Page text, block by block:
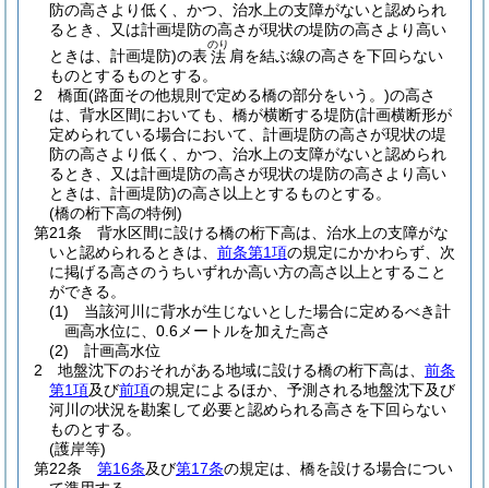
防の高さより低く、かつ、治水上の支障がないと認められ
るとき、又は計画堤防の高さが現状の堤防の高さより高い
ときは、計画堤防)の表法
のり
肩を結ぶ線の高さを下回らない
ものとするものとする。
2
橋面(路面その他規則で定める橋の部分をいう。)の高さ
は、背水区間においても、橋が横断する堤防(計画横断形が
定められている場合において、計画堤防の高さが現状の堤
防の高さより低く、かつ、治水上の支障がないと認められ
るとき、又は計画堤防の高さが現状の堤防の高さより高い
ときは、計画堤防)の高さ以上とするものとする。
(橋の桁下高の特例)
第21条
背水区間に設ける橋の桁下高は、治水上の支障がな
いと認められるときは、 前条第1項の規定にかかわらず、次
に掲げる高さのうちいずれか高い方の高さ以上とすること
ができる。
(1)
当該河川に背水が生じないとした場合に定めるべき計
画高水位に、0.6メートルを加えた高さ
(2)
計画高水位
2
地盤沈下のおそれがある地域に設ける橋の桁下高は、 前条
第1項及び前項の規定によるほか、予測される地盤沈下及び
河川の状況を勘案して必要と認められる高さを下回らない
ものとする。
(護岸等)
第22条
第16条及び第17条の規定は、橋を設ける場合につい